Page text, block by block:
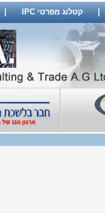
| קטלוג מפרטי IPC |